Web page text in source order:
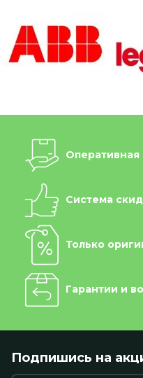
Оперативная
Система
Только
Гарантии и
Подпишись на